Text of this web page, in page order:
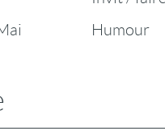
Humour